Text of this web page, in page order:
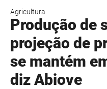
Agricultura
Produção de
projeção de
se mantém
diz Abiove